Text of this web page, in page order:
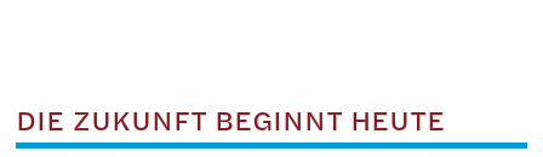
DIE ZUKUNFT BEGINNT HEUTE